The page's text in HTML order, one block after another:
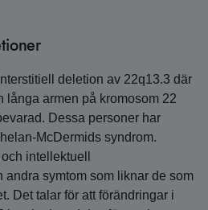
deletion av 22q13.3 där
långa armen på kromosom 22
Dessa personer har
McDermids syndrom.
intellektuell
andra symtom som liknar de som
Det talar för att förändringar i